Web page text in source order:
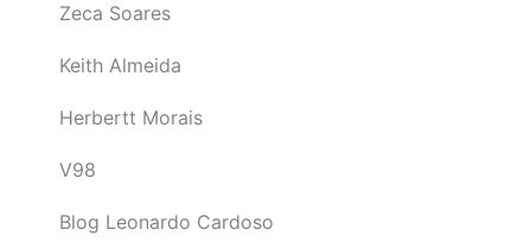
Zeca Soares
Keith Almeida
Herbertt Morais
V98
Blog Leonardo Cardoso